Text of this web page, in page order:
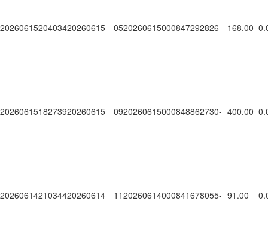
2026061520403420260615 0520260615000847292826- 168.00
2026061518273920260615 0920260615000848862730- 400.00
2026061421034420260614 1120260614000841678055- 91.00